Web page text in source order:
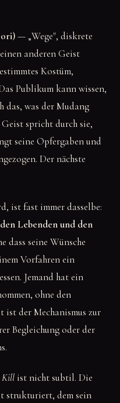
— „Wege", diskrete
anderen Geist
Kostüm,
Publikum kann wissen,
das, was der Mudang
spricht durch sie,
seine Opfergaben und
Der nächste
ist fast immer dasselbe:
Lebenden und den
dass seine Wünsche
Vorfahren ein
Jemand hat ein
ohne den
ist der Mechanismus zur
Begleichung oder der
Kill ist nicht subtil. Die
strukturiert, dem sein